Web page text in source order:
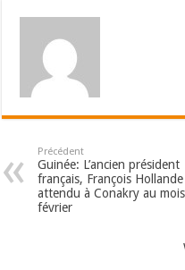
Précédent
Guinée: L’ancien président
français, François Hollande
attendu à Conakry au
février